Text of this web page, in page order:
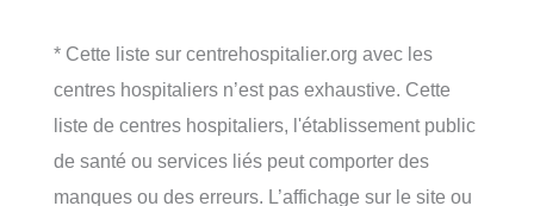
* Cette liste sur centrehospitalier.org avec les
centres hospitaliers n’est pas exhaustive. Cette
liste de centres hospitaliers, l'établissement public
de santé ou services liés peut comporter des
manques ou des erreurs. L’affichage sur le site ou